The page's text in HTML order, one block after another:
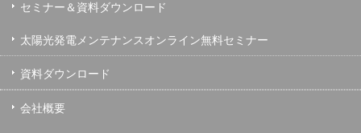
セミナー＆資料ダウンロード
太陽光発電メンテナンスオンライン無料セミナー
資料ダウンロード
会社概要